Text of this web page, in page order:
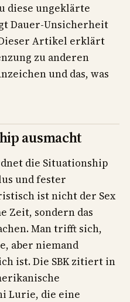
diese ungeklärte
Dauer-Unsicherheit
Artikel erklärt
zu anderen
und das, was
ausmacht
die Situationship
und fester
ist nicht der Sex
Zeit, sondern das
Man trifft sich,
aber niemand
ist. Die SBK zitiert in
Lurie, die eine